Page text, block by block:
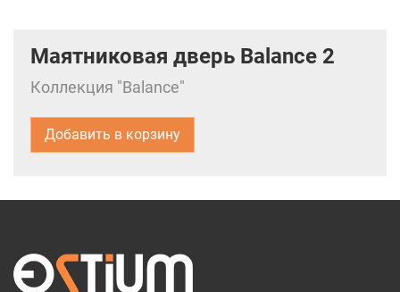
Маятниковая дверь Balance 2
Коллекция "Balance"
Добавить в корзину